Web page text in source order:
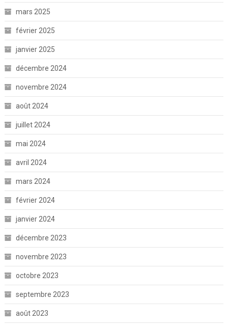
mars 2025
février 2025
janvier 2025
décembre 2024
novembre 2024
août 2024
juillet 2024
mai 2024
avril 2024
mars 2024
février 2024
janvier 2024
décembre 2023
novembre 2023
octobre 2023
septembre 2023
août 2023